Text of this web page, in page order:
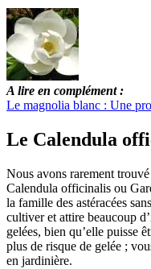
A lire en complément :
Le magnolia blanc : Une
Le Calendula
Nous avons rarement
Calendula officinalis ou
la famille des astéracées
cultiver et attire beaucoup
gelées, bien qu’elle puisse
plus de risque de gelée ;
en jardinière.